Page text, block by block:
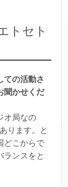
トセト
ての活動さ
聞かせくだ
オ局なの
ります。と
どこからで
ランスをと